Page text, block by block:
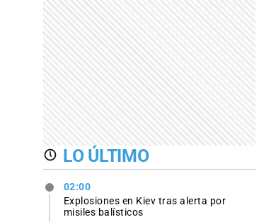
LO ÚLTIMO
02:00
Explosiones en Kiev tras alerta por
misiles balísticos